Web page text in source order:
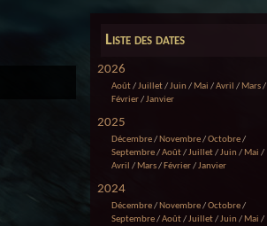
Liste des dates
2026
Août/Juillet/Juin / Mai /Avril / Mars/
Février/Janvier
2025
Décembre/ Novembre/Octobre/
Septembre/Août/Juillet/Juin / Mai /
Avril / Mars/ Février/Janvier
2024
Décembre/ Novembre/Octobre/
Septembre/Août/Juillet/Juin / Mai /